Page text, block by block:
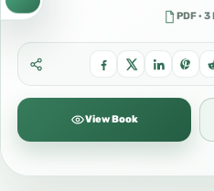
PDF · 3
View Book